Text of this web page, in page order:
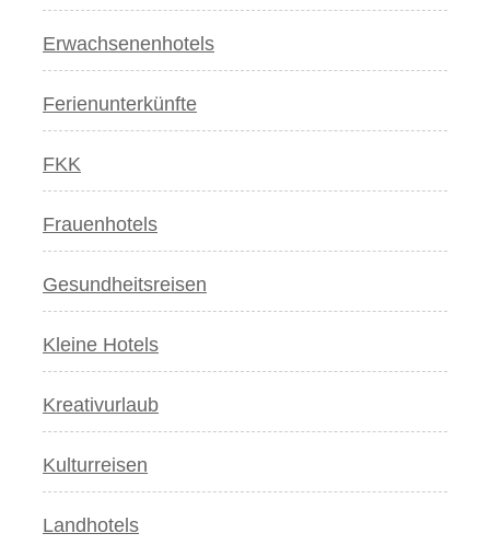
Erwachsenenhotels
Ferienunterkünfte
FKK
Frauenhotels
Gesundheitsreisen
Kleine Hotels
Kreativurlaub
Kulturreisen
Landhotels